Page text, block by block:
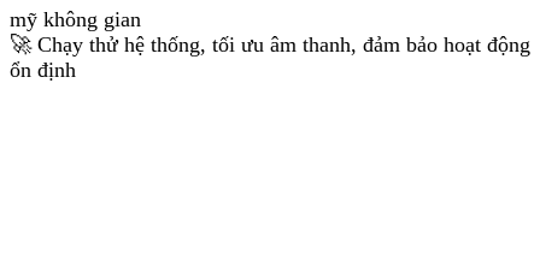
mỹ không gian
🚀 Chạy thử hệ thống, tối ưu âm thanh, đảm bảo hoạt động
ổn định